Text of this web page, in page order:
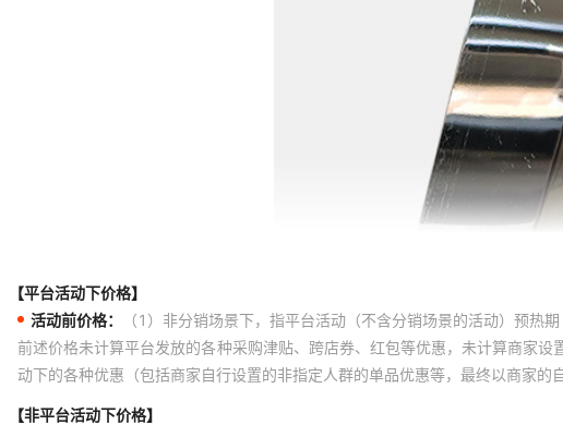
【平台活动下价格】
活动前价格：
（1）非分销场景下，指平台活动（不含分销场景的活动）预
前述价格未计算平台发放的各种采购津贴、跨店券、红包等优惠，未计算商家
动下的各种优惠（包括商家自行设置的非指定人群的单品优惠等，最终以商家
【非平台活动下价格】